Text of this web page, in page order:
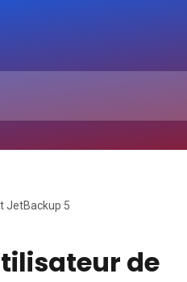
JetBackup 5
de